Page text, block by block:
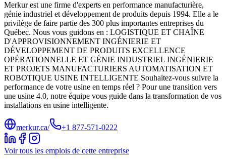
Merkur est une firme d'experts en performance manufacturière,
génie industriel et développement de produits depuis 1994. Elle a le
privilège de faire partie des 300 plus importantes entreprises du
Québec. Nous vous guidons en : LOGISTIQUE ET CHAÎNE
D'APPROVISIONNEMENT INGÉNIERIE ET
DÉVELOPPEMENT DE PRODUITS EXCELLENCE
OPÉRATIONNELLE ET GÉNIE INDUSTRIEL INGÉNIERIE
ET PROJETS MANUFACTURIERS AUTOMATISATION ET
ROBOTIQUE USINE INTELLIGENTE Souhaitez-vous suivre la
performance de votre usine en temps réel ? Pour une transition vers
une usine 4.0, notre équipe vous guide dans la transformation de vos
installations en usine intelligente.
merkur.ca/ +1 877-571-0222
Voir tous les emplois de cette entreprise